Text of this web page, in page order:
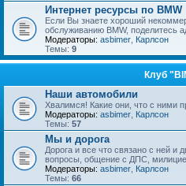
Интернет ресурсы по BMW
Если Вы знаете хороший
обслуживанию BMW, поделитесь
Модераторы: asbimer Карлсон
Темы: 9
Клуб
Наши автомобили
Хвалимся! Какие они, что с ними
Модераторы: asbimer Карлсон
Темы: 57
Мы и дорога
Дорога и все что связано с ней
вопросы, общение с ДПС,
Модераторы: asbimer Карлсон
Темы: 66